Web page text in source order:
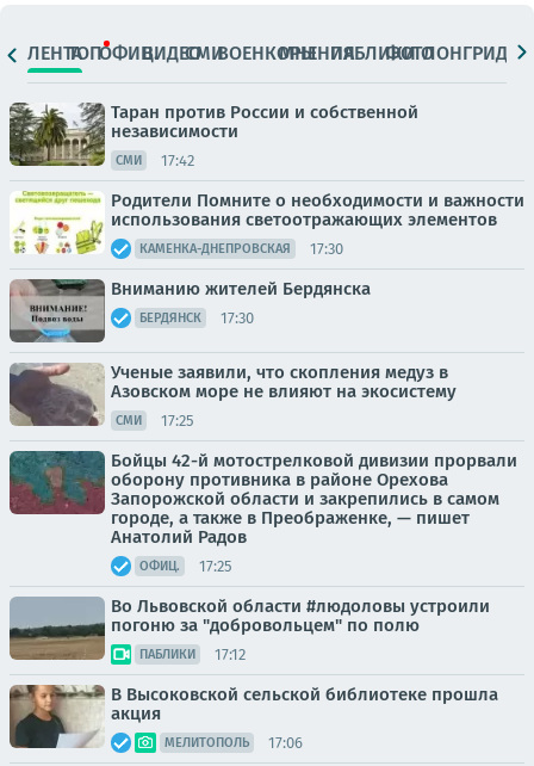
ЛЕНТАТОПОФИЦ.ВИДЕОСМИВОЕНКОРЫМНЕНИЯПАБЛИКИ
ФОТОЛОНГРИДЫ
Таран против России и собственной
независимости
СМИ 17:42
Родители Помните о необходимости и важности
использования светоотражающих элементов
КАМЕНКА-ДНЕПРОВСКАЯ 17:30
Вниманию жителей Бердянска
БЕРДЯНСК 17:30
Ученые заявили, что скопления медуз в
Азовском море не влияют на экосистему
СМИ 17:25
Бойцы 42-й мотострелковой дивизии прорвали
оборону противника в районе Орехова
Запорожской области и закрепились в самом
городе, а также в Преображенке, — пишет
Анатолий Радов
ОФИЦ. 17:25
Во Львовской области #людоловы устроили
погоню за "добровольцем" по полю
ПАБЛИКИ 17:12
В Высоковской сельской библиотеке прошла
акция
МЕЛИТОПОЛЬ 17:06